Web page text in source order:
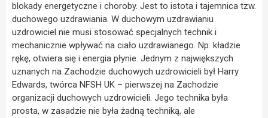
blokady energetyczne i choroby. Jest to istota i tajemnica tzw.
duchowego uzdrawiania. W duchowym uzdrawianiu
uzdrowiciel nie musi stosować specjalnych technik i
mechanicznie wpływać na ciało uzdrawianego. Np. kładzie
rękę, otwiera się i energia płynie. Jednym z największych
uznanych na Zachodzie duchowych uzdrowicieli był Harry
Edwards, twórca NFSH UK – pierwszej na Zachodzie
organizacji duchowych uzdrowicieli. Jego technika była
prosta, w zasadzie nie była żadną techniką, ale